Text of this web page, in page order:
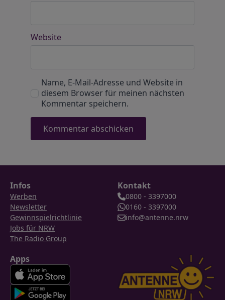
Website
Name, E-Mail-Adresse und Website in
diesem Browser für meinen nächsten
Kommentar speichern.
Infos
Werben
Newsletter
Gewinnspielrichtlinie
Jobs für NRW
The Radio Group
Kontakt
0800 - 3397000
0160 - 3397000
info@antenne.nrw
Apps